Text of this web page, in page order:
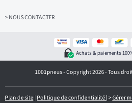
z
i
l
> NOUS CONTACTER
Achats & paiements
1001pneus - Copyright 2026 - Tous
Plan de site| Politique de confidentialité|>Gérer